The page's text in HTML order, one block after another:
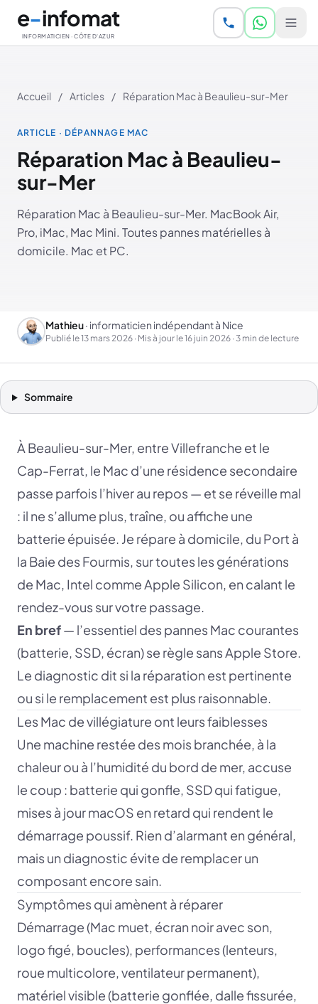
Aller au contenu principal
e-infomat
INFORMATICIEN · CÔTE D'AZUR
Accueil / Articles / Réparation Mac à Beaulieu-sur-Mer
ARTICLE · DÉPANNAGE MAC
Réparation Mac à Beaulieu-
sur-Mer
Réparation Mac à Beaulieu-sur-Mer. MacBook Air,
Pro, iMac, Mac Mini. Toutes pannes matérielles à
domicile. Mac et PC.
Mathieu· informaticien indépendant à Nice
Publié le13 mars 2026 · Mis à jour le16 juin 2026 · 3 min de lecture
Sommaire
À Beaulieu-sur-Mer, entre Villefranche et le
Cap-Ferrat, le Mac d’une résidence secondaire
passe parfois l’hiver au repos — et se réveille mal
: il ne s’allume plus, traîne, ou affiche une
batterie épuisée. Je répare à domicile, du Port à
la Baie des Fourmis, sur toutes les générations
de Mac, Intel comme Apple Silicon, en calant le
rendez-vous sur votre passage.
En bref— l’essentiel des pannes Mac courantes
(batterie, SSD, écran) se règle sans Apple Store.
Le diagnostic dit si la réparation est pertinente
ou si le remplacement est plus raisonnable.
Les Mac de villégiature ont leurs faiblesses
Une machine restée des mois branchée, à la
chaleur ou à l’humidité du bord de mer, accuse
le coup : batterie qui gonfle, SSD qui fatigue,
mises à jour macOS en retard qui rendent le
démarrage poussif. Rien d’alarmant en général,
mais un diagnostic évite de remplacer un
composant encore sain.
Symptômes qui amènent à réparer
Démarrage (Mac muet, écran noir avec son,
logo figé, boucles), performances (lenteurs,
roue multicolore, ventilateur permanent),
matériel visible (batterie gonflée, dalle fissurée,